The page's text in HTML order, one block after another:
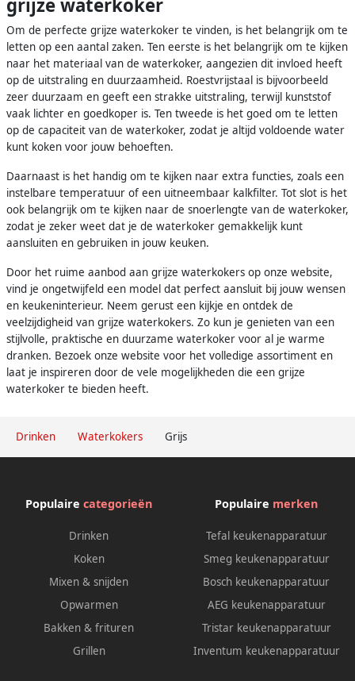
Drinken Waterkokers Grijs
grijze waterkoker
Om de perfecte grijze waterkoker te vinden, is het belangrijk om te
letten op een aantal zaken. Ten eerste is het belangrijk om te kijken
naar het materiaal van de waterkoker, aangezien dit invloed heeft
op de uitstraling en duurzaamheid. Roestvrijstaal is bijvoorbeeld
zeer duurzaam en geeft een strakke uitstraling, terwijl kunststof
vaak lichter en goedkoper is. Ten tweede is het goed om te letten
op de capaciteit van de waterkoker, zodat je altijd voldoende water
kunt koken voor jouw behoeften.
Daarnaast is het handig om te kijken naar extra functies, zoals een
instelbare temperatuur of een uitneembaar kalkfilter. Tot slot is het
ook belangrijk om te kijken naar de snoerlengte van de waterkoker,
zodat je zeker weet dat je de waterkoker gemakkelijk kunt
aansluiten en gebruiken in jouw keuken.
Door het ruime aanbod aan grijze waterkokers op onze website,
vind je ongetwijfeld een model dat perfect aansluit bij jouw wensen
en keukeninterieur. Neem gerust een kijkje en ontdek de
veelzijdigheid van grijze waterkokers. Zo kun je genieten van een
stijlvolle, praktische en duurzame waterkoker voor al je warme
dranken. Bezoek onze website voor het volledige assortiment en
laat je inspireren door de vele mogelijkheden die een grijze
waterkoker te bieden heeft.
Populaire categorieën
Drinken
Koken
Mixen & snijden
Opwarmen
Bakken & frituren
Grillen
Populaire merken
Tefal keukenapparatuur
Smeg keukenapparatuur
Bosch keukenapparatuur
AEG keukenapparatuur
Tristar keukenapparatuur
Inventum keukenapparatuur